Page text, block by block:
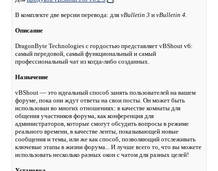
В комплекте две версии перевода: для vBulletin 3 и vBulletin 4
Описание
DragonByte Technologies с гордостью представляет vBShout v6:
самый передовой, самый функциональный и самый
профессиональный чат из когда-либо созданных.
Назначение
vBShout — это идеальный способ занять пользователей на вашем
форуме, пока они ждут ответы на свои посты. Он может быть
использован во многих отношениях: в качестве комнаты для
общения участников форума, как конференция для
администраторов, которые смогут обсудить вопросы в режиме
реального времени, в качестве ленты, показывающей новые
сообщения и темы, или же как способ, позволяющий отслеживать
ключевые этапы в жизни форума... И лучше всего то, что вы можете
использовать несколько разных окон с чатом для разных целей!